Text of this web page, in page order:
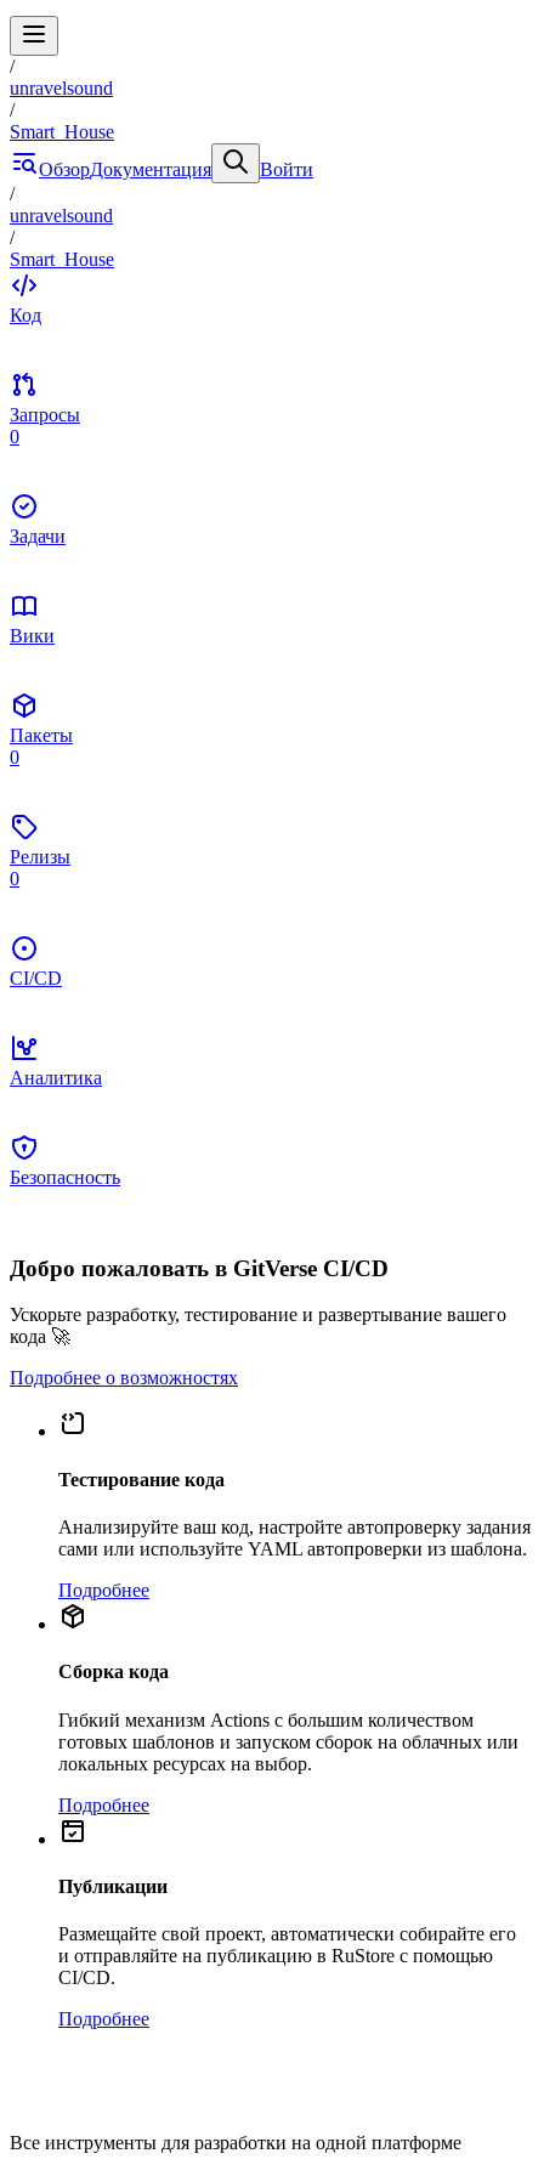
/
unravelsound
/
Smart_House
ОбзорДокументация
Войти
/
unravelsound
/
Smart_House
Код
Запросы
0
Задачи
Вики
Пакеты
0
Релизы
0
CI/CD
Аналитика
Безопасность
Добро пожаловать в GitVerse CI/CD
Ускорьте разработку, тестирование и развертывание вашего
кода 🚀
Подробнее о возможностях
Тестирование кода
Анализируйте ваш код, настройте автопроверку задания
сами или используйте YAML автопроверки из шаблона.
Подробнее
Сборка кода
Гибкий механизм Actions с большим количеством
готовых шаблонов и запуском сборок на облачных или
локальных ресурсах на выбор.
Подробнее
Публикации
Размещайте свой проект, автоматически собирайте его
и отправляйте на публикацию в RuStore с помощью
CI/CD.
Подробнее
Все инструменты для разработки на одной платформе